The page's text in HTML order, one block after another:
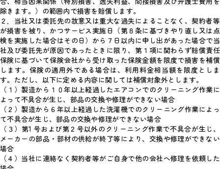
除きます。）の範囲内で損害を賠償します。
２．当社又は委託先の故意又は重大な過失によることなく、契約者等
が損害を被り、かつサービス実施日（第８条に基づきやり直し又は点
検を実施した場合はその日）から７日以内に申し出があった場合で当
社及び委託先が原因であったときに限り、第１項に関わらず賠償責任
保険に基づいて保険会社から受け取った保険金額を限度で損害を補償
します。保険の適用外である場合は、利用料金相当額を限度としま
す。ただし、以下に定める内容に関しては補償対象外とします。
（１）製造から１０年以上経過したエアコンでのクリーニング作業に
よって不具合が生じ、部品の交換や修理ができない場合
（２）製造から６年以上経過した洗濯機でのクリーニング作業によっ
て不具合が生じ、部品の交換や修理ができない場合
（３）第1 号および第２号以外のクリーニング作業で不具合が生じ、
メーカーの部品・部材の供給が終了等により、交換や修理ができない
場合
（４）当社に連絡なく契約者等がご自身で他の会社へ修理を依頼した